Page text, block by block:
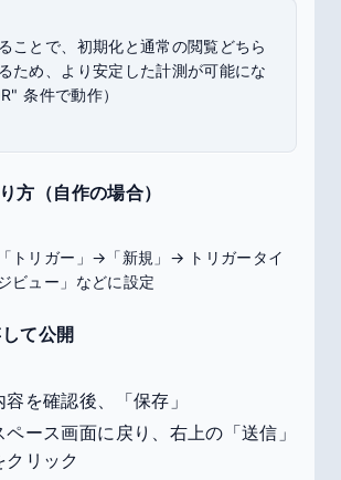
ことで、初期化と通常の閲覧どちら
ため、より安定した計測が可能にな
条件で動作）
方（自作の場合）
トリガー」→「新規」→ トリガータイ
ビュー」などに設定
て公開
容を確認後、「保存」
ペース画面に戻り、右上の「送信」
クリック